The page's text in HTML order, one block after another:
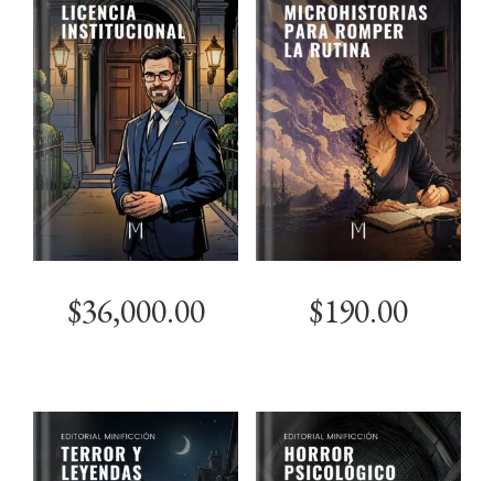
$36,000.00 $190.00